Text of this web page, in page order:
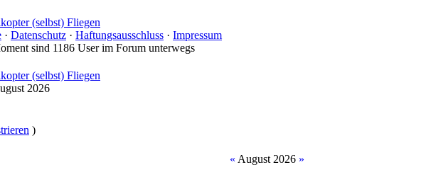
· Datenschutz · Haftungsausschluss · Impressum
sind 1186 User im Forum unterwegs
2026
)
« August 2026 »